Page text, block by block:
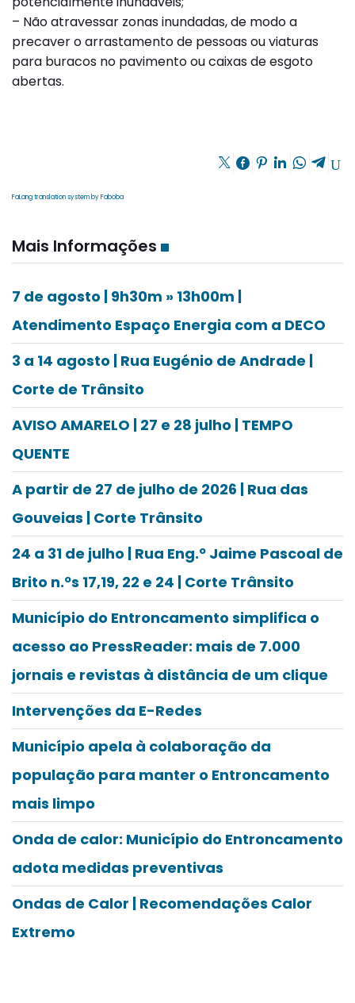
Mais Informações
7 de agosto | 9h30m » 13h00m |
Atendimento Espaço Energia com a DECO
3 a 14 agosto | Rua Eugénio de Andrade |
Corte de Trânsito
AVISO AMARELO | 27 e 28 julho | TEMPO
QUENTE
A partir de 27 de julho de 2026 | Rua das
Gouveias | Corte Trânsito
24 a 31 de julho | Rua Eng.º Jaime Pascoal de
Brito n.ºs 17,19, 22 e 24 | Corte Trânsito
Município do Entroncamento simplifica o
acesso ao PressReader: mais de 7.000
jornais e revistas à distância de um clique
Intervenções da E-Redes
Município apela à colaboração da
população para manter o Entroncamento
mais limpo
Onda de calor: Município do Entroncamento
adota medidas preventivas
Ondas de Calor | Recomendações Calor
Extremo
– Não atravessar zonas inundadas, de modo a
precaver o arrastamento de pessoas ou viaturas
para buracos no pavimento ou caixas de esgoto
abertas.
FaLang translation system by Faboba